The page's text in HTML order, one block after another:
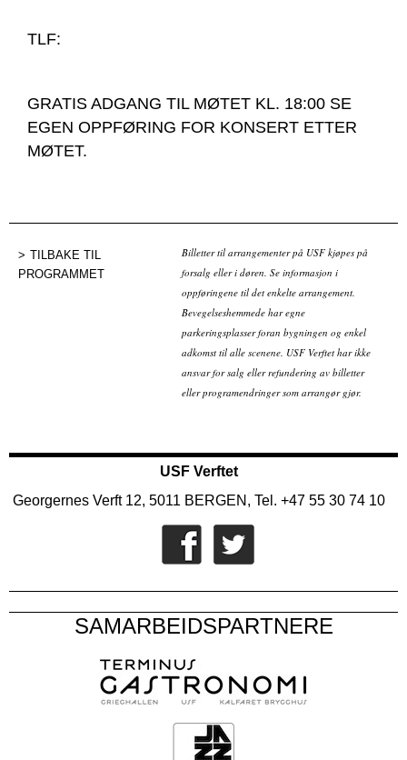
TLF:
GRATIS ADGANG TIL MØTET KL. 18:00 SE
EGEN OPPFØRING FOR KONSERT ETTER
MØTET.
TILBAKE TIL
PROGRAMMET
Billetter til arrangementer på USF kjøpes på
forsalg eller i døren. Se informasjon i
oppføringene til det enkelte arrangement.
Bevegelseshemmede har egne
parkeringsplasser foran bygningen og enkel
adkomst til alle scenene. USF Verftet har ikke
ansvar for salg eller refundering av billetter
eller programendringer som arrangør gjør.
USF Verftet
Georgernes Verft 12, 5011 BERGEN, Tel. +47 55 30 74 10
SAMARBEIDSPARTNERE